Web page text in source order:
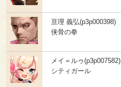
亘理 義弘(p3p000398)
侠骨の拳
メイ＝ルゥ(p3p007582)
シティガール